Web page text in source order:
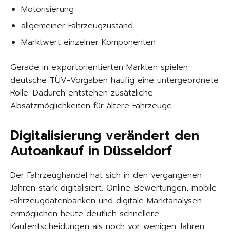
Motorisierung
allgemeiner Fahrzeugzustand
Marktwert einzelner Komponenten
Gerade in exportorientierten Märkten spielen
deutsche TÜV-Vorgaben häufig eine untergeordnete
Rolle. Dadurch entstehen zusätzliche
Absatzmöglichkeiten für ältere Fahrzeuge.
Digitalisierung verändert den
Autoankauf in Düsseldorf
Der Fahrzeughandel hat sich in den vergangenen
Jahren stark digitalisiert. Online-Bewertungen, mobile
Fahrzeugdatenbanken und digitale Marktanalysen
ermöglichen heute deutlich schnellere
Kaufentscheidungen als noch vor wenigen Jahren.